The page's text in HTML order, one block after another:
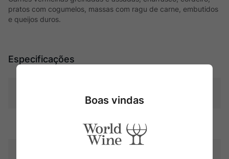
pratos com cogumelos, massas com ragu de carne, embutidos
e queijos duros.
Especificações
Cabernet Sauvignon
Boas vindas